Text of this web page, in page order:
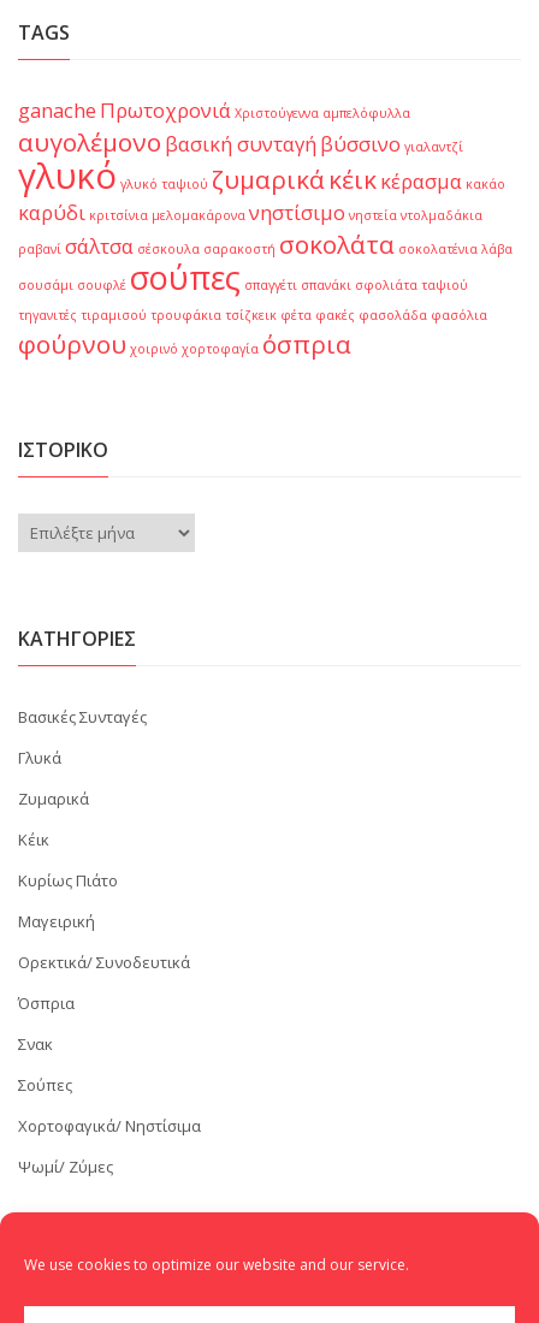
We use cookies to optimize our website and our service.
TAGS
ganache Πρωτοχρονιά Χριστούγεννα αμπελόφυλλα
αυγολέμονο βασική συνταγή βύσσινο γιαλαντζί
γλυκό γλυκό ταψιού ζυμαρικάκέικκέρασμα κακάο
καρύδι κριτσίνια μελομακάρονα νηστίσιμο νηστεία ντολμαδάκια
ραβανί σάλτσα σέσκουλα σαρακοστή σοκολάτα σοκολατένια λάβα
σουσάμι σουφλέ σούπες σπαγγέτι σπανάκι σφολιάτα ταψιού
τηγανιτές τιραμισού τρουφάκια τσίζκεικ φέτα φακές φασολάδα φασόλια
φούρνου χοιρινό χορτοφαγία όσπρια
ΙΣΤΟΡΙΚΌ
Ιστορικό
KΑΤΗΓΟΡΊΕΣ
Βασικές Συνταγές
Γλυκά
Ζυμαρικά
Κέικ
Κυρίως Πιάτο
Μαγειρική
Ορεκτικά/ Συνοδευτικά
Όσπρια
Σνακ
Σούπες
Χορτοφαγικά/ Νηστίσιμα
Ψωμί/ Ζύμες